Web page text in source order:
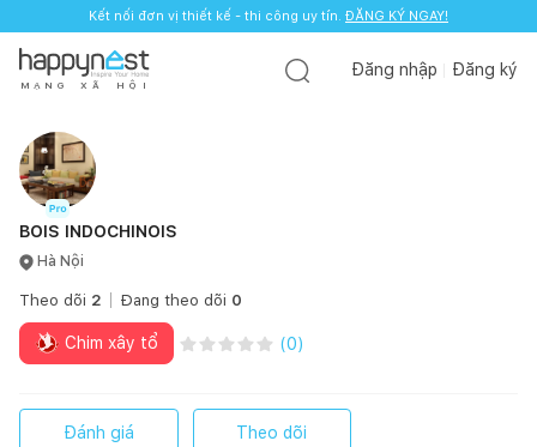
Kết nối đơn vị thiết kế - thi công uy tín. ĐĂNG KÝ NGAY!
M Ạ N G X Ã H Ộ I
Đăng nhập Đăng ký
BOIS INDOCHINOIS
Hà Nội
Theo dõi 2 Đang theo dõi 0
Chim xây tổ (0)
Đánh giá Theo dõi